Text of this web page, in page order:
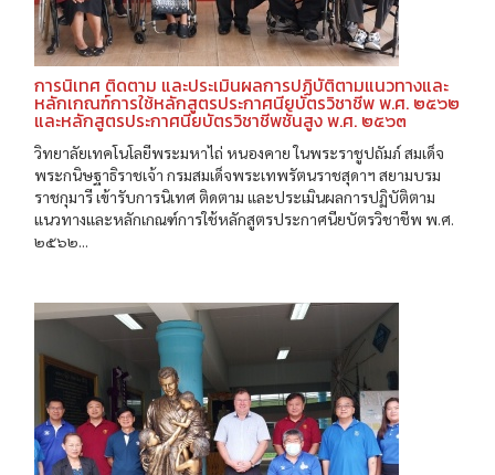
การนิเทศ ติดตาม และประเมินผลการปฏิบัติตามแนวทางและ
หลักเกณฑ์การใช้หลักสูตรประกาศนียบัตรวิชาชีพ พ.ศ. ๒๕๖๒
และหลักสูตรประกาศนียบัตรวิชาชีพชั้นสูง พ.ศ. ๒๕๖๓
วิทยาลัยเทคโนโลยีพระมหาไถ่ หนองคาย ในพระราชูปถัมภ์ สมเด็จ
พระกนิษฐาธิราชเจ้า กรมสมเด็จพระเทพรัตนราชสุดาฯ สยามบรม
ราชกุมารี เข้ารับการนิเทศ ติดตาม และประเมินผลการปฏิบัติตาม
แนวทางและหลักเกณฑ์การใช้หลักสูตรประกาศนียบัตรวิชาชีพ พ.ศ.
๒๕๖๒...